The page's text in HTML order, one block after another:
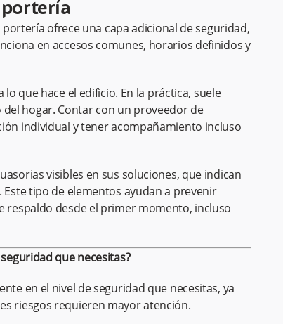
portería
ofrece una capa adicional de seguridad,
en accesos comunes, horarios definidos y
que hace el edificio. En la práctica, suele
hogar. Contar con un proveedor de
individual y tener acompañamiento incluso
visibles en sus soluciones, que indican
tipo de elementos ayudan a prevenir
respaldo desde el primer momento, incluso
que necesitas?
en el nivel de seguridad que necesitas, ya
riesgos requieren mayor atención.